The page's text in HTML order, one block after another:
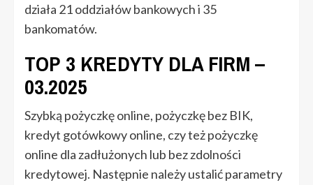
działa 21 oddziałów bankowych i 35
bankomatów.
TOP 3 KREDYTY DLA FIRM –
03.2025
Szybką pożyczkę online, pożyczkę bez BIK,
kredyt gotówkowy online, czy też pożyczkę
online dla zadłużonych lub bez zdolności
kredytowej. Następnie należy ustalić parametry